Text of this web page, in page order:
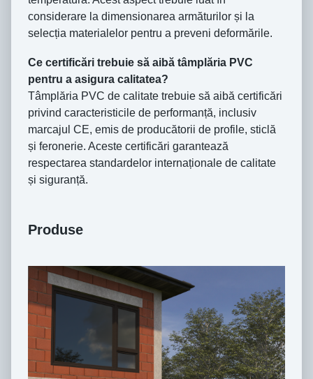
considerare la dimensionarea armăturilor și la
selecția materialelor pentru a preveni deformările.
Ce certificări trebuie să aibă tâmplăria PVC
pentru a asigura calitatea?
Tâmplăria PVC de calitate trebuie să aibă certificări
privind caracteristicile de performanță, inclusiv
marcajul CE, emis de producătorii de profile, sticlă
și feronerie. Aceste certificări garantează
respectarea standardelor internaționale de calitate
și siguranță.
Produse